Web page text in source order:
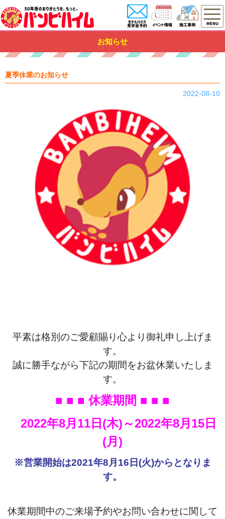
お知らせ
夏季休業のお知らせ
2022-08-10
平素は格別のご愛顧賜り心より御礼申し上げま
す。
誠に勝手ながら下記の期間をお盆休業いたしま
す。
■ ■ ■ 休業期間 ■ ■ ■
2022年8月11日(木)～2022年8月15日
(月)
※営業開始は2021年8月16日(火)からとなりま
す。
休業期間中のご来場予約やお問い合わせに関して